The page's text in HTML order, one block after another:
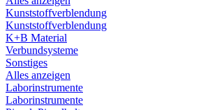
Kunststoffverblendung
Kunststoffverblendung
K+B Material
Verbundsysteme
Sonstiges
Alles anzeigen
Laborinstrumente
Laborinstrumente